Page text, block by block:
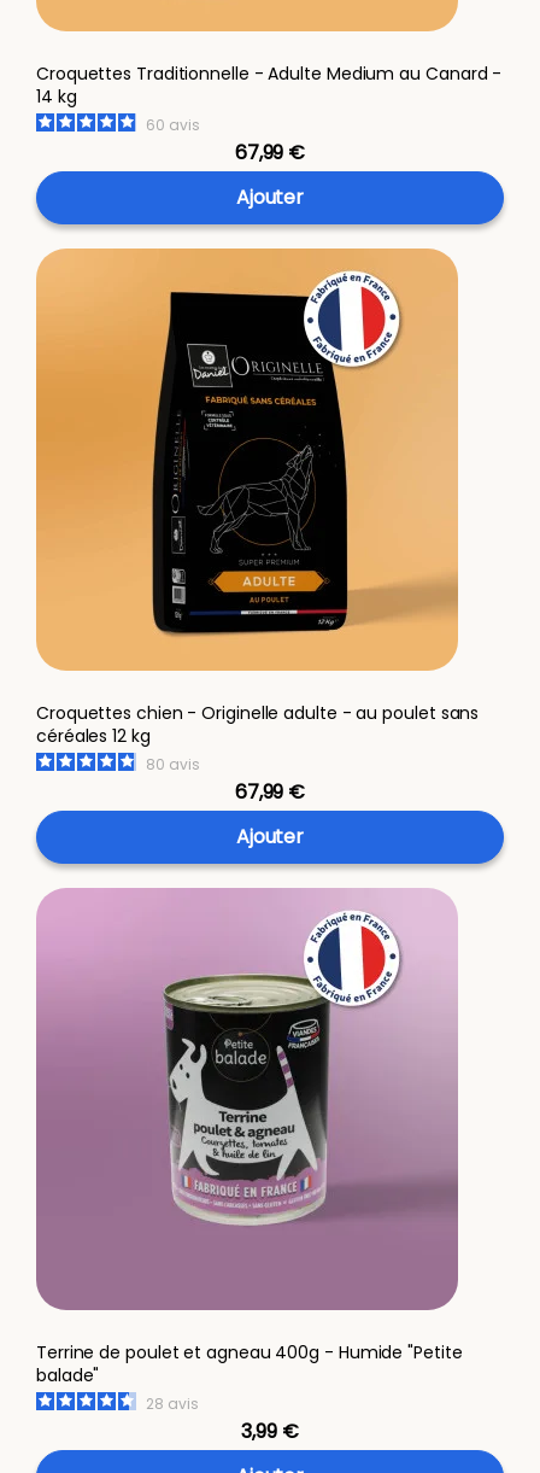
Croquettes Traditionnelle - Adulte Medium au Canard -
14 kg
60 avis
67,99 €
Ajouter
Croquettes chien - Originelle adulte - au poulet sans
céréales 12 kg
80 avis
67,99 €
Ajouter
Terrine de poulet et agneau 400g - Humide "Petite
balade"
28 avis
3,99 €